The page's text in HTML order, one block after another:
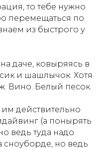
то тебе нужно
перемещаться по
из быстрого у
даче, ковыряясь в
и шашлычок. Хотя
Вино. Белый песок.
им действительно
(а понырять
ведь туда надо
сноуборде, но ведь